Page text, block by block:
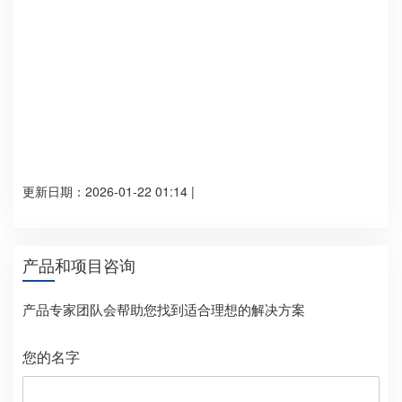
您的详细需求
验证码